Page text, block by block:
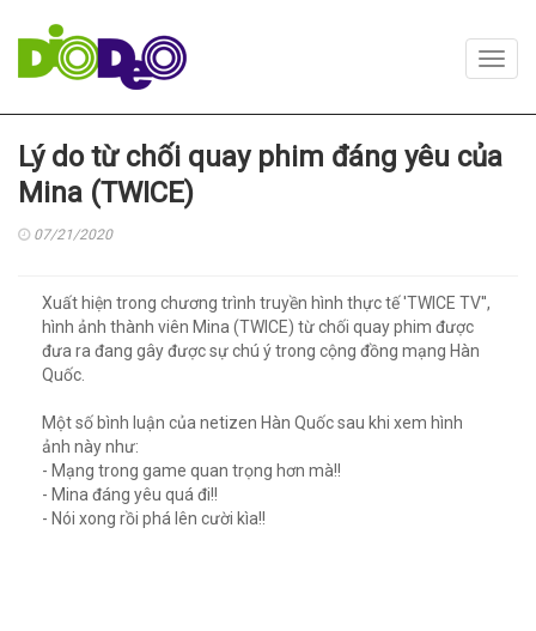
Lý do từ chối quay phim đáng yêu của
Mina (TWICE)
07/21/2020
Xuất hiện trong chương trình truyền hình thực tế 'TWICE TV'',
hình ảnh thành viên Mina (TWICE) từ chối quay phim được
đưa ra đang gây được sự chú ý trong cộng đồng mạng Hàn
Quốc.
Một số bình luận của netizen Hàn Quốc sau khi xem hình
ảnh này như:
- Mạng trong game quan trọng hơn mà!!
- Mina đáng yêu quá đi!!
- Nói xong rồi phá lên cười kìa!!